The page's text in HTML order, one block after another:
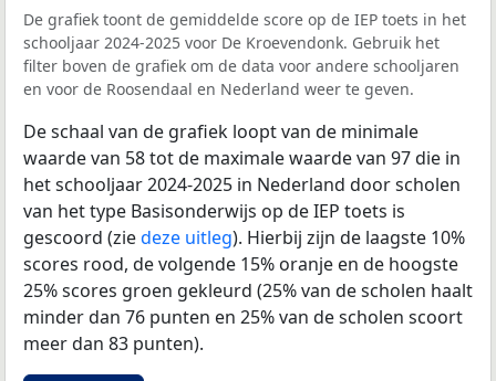
De grafiek toont de gemiddelde score op de IEP toets in het
schooljaar 2024-2025 voor De Kroevendonk. Gebruik het
filter boven de grafiek om de data voor andere schooljaren
en voor de Roosendaal en Nederland weer te geven.
De schaal van de grafiek loopt van de minimale
waarde van 58 tot de maximale waarde van 97 die in
het schooljaar 2024-2025 in Nederland door scholen
van het type Basisonderwijs op de IEP toets is
gescoord (ziedeze uitleg). Hierbij zijn de laagste 10%
scores rood, de volgende 15% oranje en de hoogste
25% scores groen gekleurd (25% van de scholen haalt
minder dan 76 punten en 25% van de scholen scoort
meer dan 83 punten).